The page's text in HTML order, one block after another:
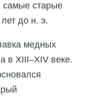
самые старые
до н. э.
медных
в XIII–XIV веке.